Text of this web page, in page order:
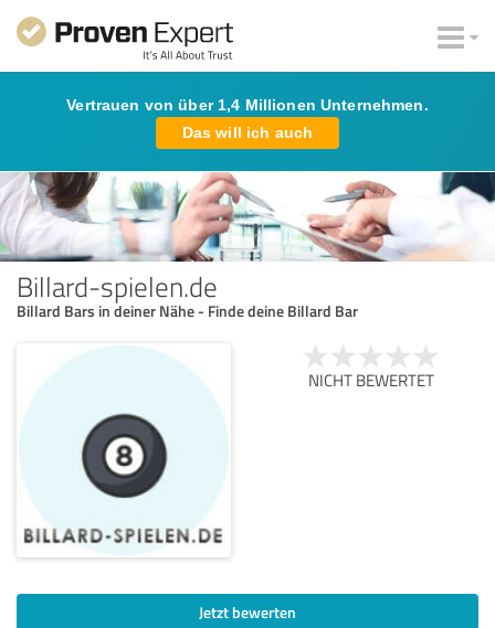
Vertrauen von über 1,4 Millionen Unternehmen.
Das will ich auch
Billard-spielen.de
Billard Bars in deiner Nähe - Finde deine Billard Bar
NICHT BEWERTET
Jetzt bewerten